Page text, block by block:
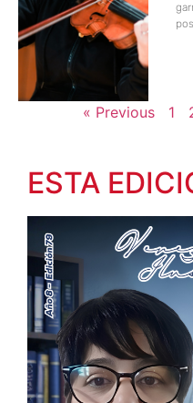
« Previous 1
ESTA